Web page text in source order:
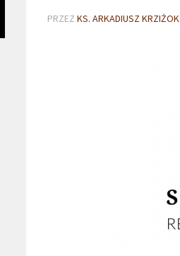
PRZEZ KS. ARKADIUSZ KRZIŻOK